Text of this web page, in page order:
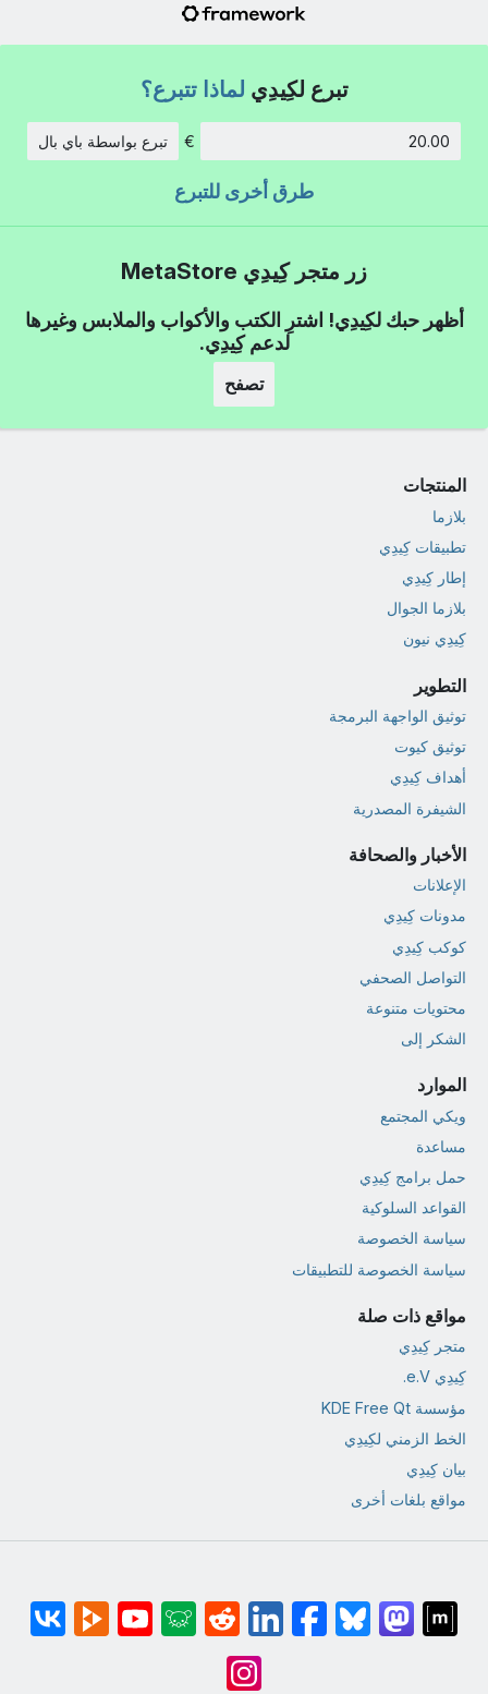
تبرع لكِيدِي لماذا تتبرع؟
€ تبرع بواسطة باي بال
طرق أخرى للتبرع
زر متجر كِيدِي MetaStore
أظهر حبك لكِيدِي! اشترِ الكتب والأكواب والملابس وغيرها
لدعم كِيدِي.
تصفح
المنتجات
بلازما
تطبيقات كِيدِي
إطار كِيدِي
بلازما الجوال
كِيدِي نيون
التطوير
توثيق الواجهة البرمجة
توثيق كيوت
أهداف كِيدِي
الشيفرة المصدرية
الأخبار والصحافة
الإعلانات
مدونات كِيدِي
كوكب كِيدِي
التواصل الصحفي
محتويات متنوعة
الشكر إلى
الموارد
ويكي المجتمع
مساعدة
حمل برامج كِيدِي
القواعد السلوكية
سياسة الخصوصة
سياسة الخصوصة للتطبيقات
مواقع ذات صلة
متجر كِيدِي
كِيدِي e.V.
مؤسسة KDE Free Qt
الخط الزمني لكِيدِي
بيان كِيدِي
مواقع بلغات أخرى